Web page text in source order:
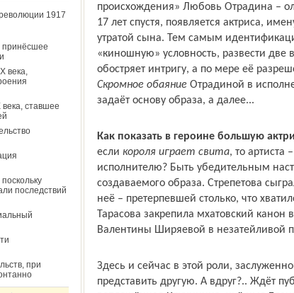
1917
принёсшее
века,
ставшее
последствий
при
происхождения» Любовь Отрадина –
17 лет спустя, появляется актриса,
утратой сына. Тем самым
«киношную» условность, развести две
обостряет интригу, а по мере её
Скромное обаяние Отрадиной в
задаёт основу образа, а далее...
Как показать в героине большую
если короля играет свита, то артиста
исполнителю? Быть убедительным
создаваемого образа. Стрепетова
неё – претерпевшей столько, что
Тарасова закрепила мхатовский
Валентины Ширяевой в незатейливой
Здесь и сейчас в этой роли,
представить другую. А вдруг?.. Ждёт